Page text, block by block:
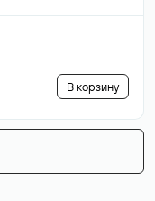
В корзину